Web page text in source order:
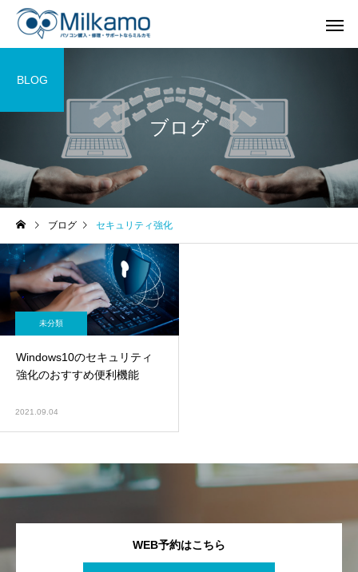
ブログ
BLOG
ブログ セキュリティ強化
未分類
Windows10のセキュリティ
強化のおすすめ便利機能
2021.09.04
WEB予約はこちら